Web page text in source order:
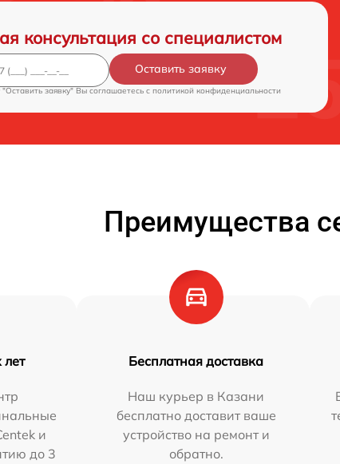
консультация со специалистом
Оставить заявку
заявку" Вы соглашаетесь c политикой конфиденциальности
Преимущества
лет
и
до 3
Бесплатная доставка
Наш курьер в Казани
бесплатно доставит ваше
устройство на ремонт и
обратно.